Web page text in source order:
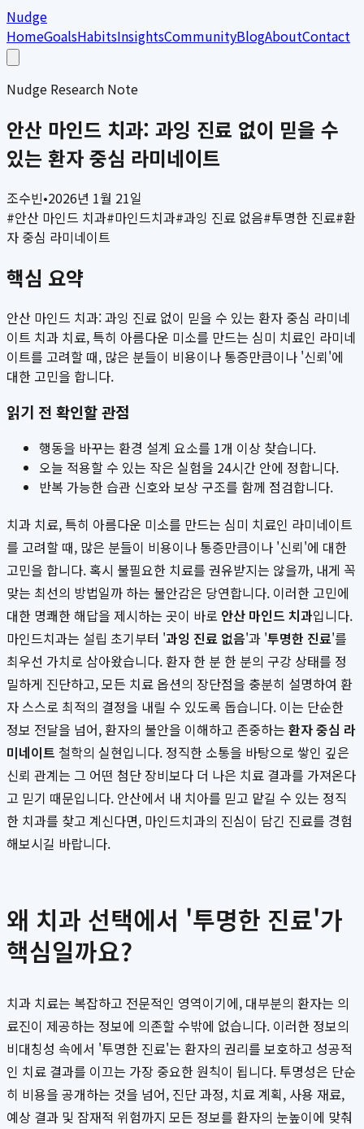
Nudge
HomeGoalsHabitsInsightsCommunityBlogAboutContact
Nudge Research Note
안산 마인드 치과: 과잉 진료 없이 믿을 수
있는 환자 중심 라미네이트
조수빈•2026년 1월 21일
#안산 마인드 치과#마인드치과#과잉 진료 없음#투명한 진료#환
자 중심 라미네이트
핵심 요약
안산 마인드 치과: 과잉 진료 없이 믿을 수 있는 환자 중심 라미네
이트 치과 치료, 특히 아름다운 미소를 만드는 심미 치료인 라미네
이트를 고려할 때, 많은 분들이 비용이나 통증만큼이나 '신뢰'에
대한 고민을 합니다.
읽기 전 확인할 관점
행동을 바꾸는 환경 설계 요소를 1개 이상 찾습니다.
오늘 적용할 수 있는 작은 실험을 24시간 안에 정합니다.
반복 가능한 습관 신호와 보상 구조를 함께 점검합니다.
치과 치료, 특히 아름다운 미소를 만드는 심미 치료인 라미네이트
를 고려할 때, 많은 분들이 비용이나 통증만큼이나 '신뢰'에 대한
고민을 합니다. 혹시 불필요한 치료를 권유받지는 않을까, 내게 꼭
맞는 최선의 방법일까 하는 불안감은 당연합니다. 이러한 고민에
대한 명쾌한 해답을 제시하는 곳이 바로 안산 마인드 치과입니다.
마인드치과는 설립 초기부터 '과잉 진료 없음'과 '투명한 진료'를
최우선 가치로 삼아왔습니다. 환자 한 분 한 분의 구강 상태를 정
밀하게 진단하고, 모든 치료 옵션의 장단점을 충분히 설명하여 환
자 스스로 최적의 결정을 내릴 수 있도록 돕습니다. 이는 단순한
정보 전달을 넘어, 환자의 불안을 이해하고 존중하는 환자 중심 라
미네이트 철학의 실현입니다. 정직한 소통을 바탕으로 쌓인 깊은
신뢰 관계는 그 어떤 첨단 장비보다 더 나은 치료 결과를 가져온다
고 믿기 때문입니다. 안산에서 내 치아를 믿고 맡길 수 있는 정직
한 치과를 찾고 계신다면, 마인드치과의 진심이 담긴 진료를 경험
해보시길 바랍니다.
왜 치과 선택에서 '투명한 진료'가
핵심일까요?
치과 치료는 복잡하고 전문적인 영역이기에, 대부분의 환자는 의
료진이 제공하는 정보에 의존할 수밖에 없습니다. 이러한 정보의
비대칭성 속에서 '투명한 진료'는 환자의 권리를 보호하고 성공적
인 치료 결과를 이끄는 가장 중요한 원칙이 됩니다. 투명성은 단순
히 비용을 공개하는 것을 넘어, 진단 과정, 치료 계획, 사용 재료,
예상 결과 및 잠재적 위험까지 모든 정보를 환자의 눈높이에 맞춰